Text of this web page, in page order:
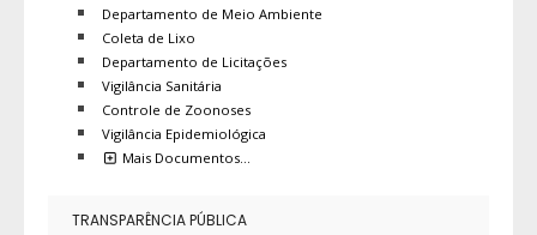
Departamento de Meio Ambiente
Coleta de Lixo
Departamento de Licitações
Vigilância Sanitária
Controle de Zoonoses
Vigilância Epidemiológica
Mais Documentos…
TRANSPARÊNCIA PÚBLICA